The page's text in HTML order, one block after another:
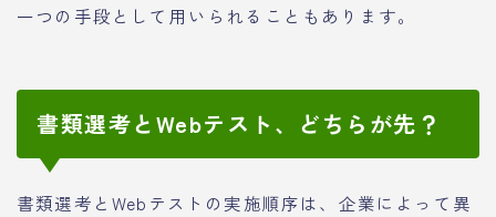
一つの手段として用いられることもあります。
書類選考とWebテスト、どちらが先？
書類選考とWebテストの実施順序は、企業によって異